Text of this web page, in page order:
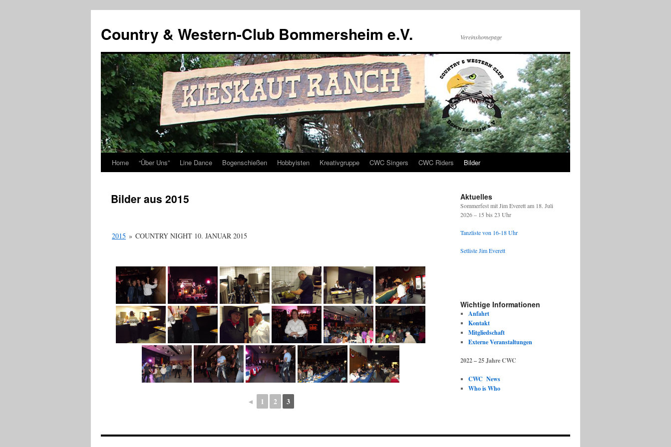
Country & Western-Club Bommersheim e.V. Vereinshomepage
Skip
content
Home “Über Uns” Line Dance Bogenschießen Hobbyisten Kreativgruppe CWC Singers CWC Riders Bilder
Bilder aus 2015
2015 » COUNTRY NIGHT 10. JANUAR 2015
◄ 1 2 3
Aktuelles
Sommerfest mit Jim Everett am 18. Juli
2026 – 15 bis 23 Uhr
Tanzliste von 16-18 Uhr
Setliste Jim Everett
Wichtige Informationen
Anfahrt
Kontakt
Mitgliedschaft
Externe Veranstaltungen
2022 – 25 Jahre CWC
CWC News
Who is Who